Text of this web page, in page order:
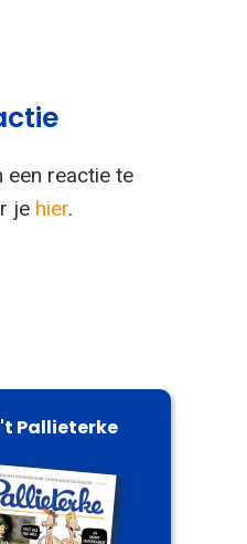
een reactie te
je hier.
't Pallieterke